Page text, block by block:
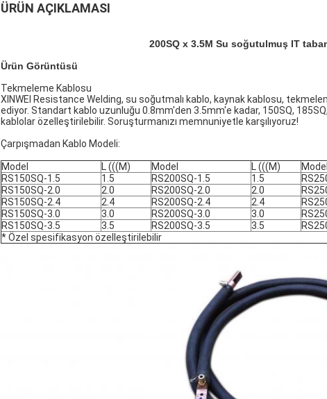
ÜRÜN AÇIKLAMASI
200SQ x 3.5M Su soğutulmuş IT
Ürün Görüntüsü
Tekmeleme Kablosu
XINWEI Resistance Welding, su soğutmalı kablo, kaynak kablosu,
ediyor. Standart kablo uzunluğu 0.8mm'den 3.5mm'e kadar, 150SQ,
kablolar özelleştirilebilir. Soruşturmanızı memnuniyetle karşılıyoruz!
Çarpışmadan Kablo Modeli:
Model L (((M) Model L (((M) Model
RS150SQ-1.5
1.5 RS200SQ-1.5 1.5
RS150SQ-2.0
2.0 RS200SQ-2.0 2.0
RS150SQ-2.4
2.4 RS200SQ-2.4 2.4
RS150SQ-3.0
3.0 RS200SQ-3.0 3.0
RS150SQ-3.5
3.5 RS200SQ-3.5 3.5
* Özel spesifikasyon özelleştirilebilir